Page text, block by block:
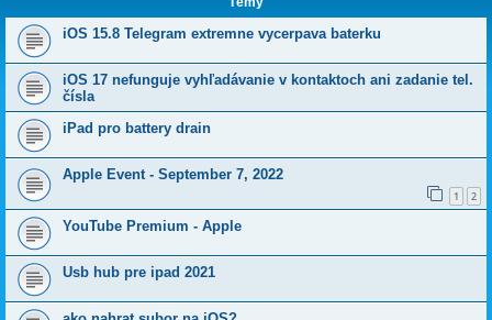
iOS 15.8 Telegram extremne vycerpava baterku
iOS 17 nefunguje vyhľadávanie v kontaktoch ani zadanie tel.
čísla
iPad pro battery drain
Apple Event - September 7, 2022
1 2
YouTube Premium - Apple
Usb hub pre ipad 2021